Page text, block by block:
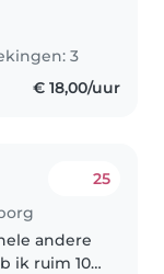
in
3
€ 18,00/uur
25
andere
ik ruim 10